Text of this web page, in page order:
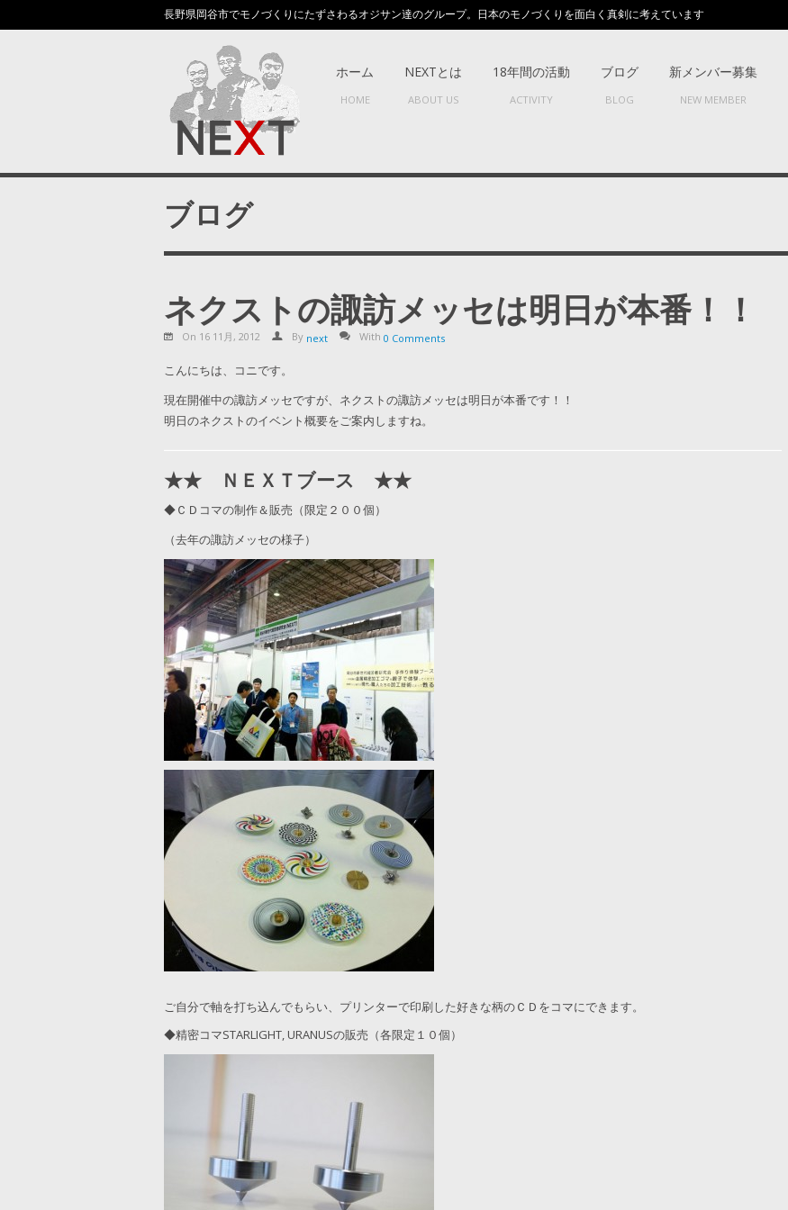
長野県岡谷市でモノづくりにたずさわるオジサン達のグループ。日本のモノづくりを面白く真剣に考えています
ホーム
HOME
NEXTとは
ABOUT US
18年間の活動
ACTIVITY
ブログ
BLOG
新メンバー募集
NEW MEMBER
ブログ
ネクストの諏訪メッセは明日が本番！！
On 16 11月, 2012 By next With 0 Comments
こんにちは、コニです。
現在開催中の諏訪メッセですが、ネクストの諏訪メッセは明日が本番です！！
明日のネクストのイベント概要をご案内しますね。
★★ ＮＥＸＴブース ★★
◆ＣＤコマの制作＆販売（限定２００個）
（去年の諏訪メッセの様子）
ご自分で軸を打ち込んでもらい、プリンターで印刷した好きな柄のＣＤをコマにできます。
◆精密コマSTARLIGHT, URANUSの販売（各限定１０個）